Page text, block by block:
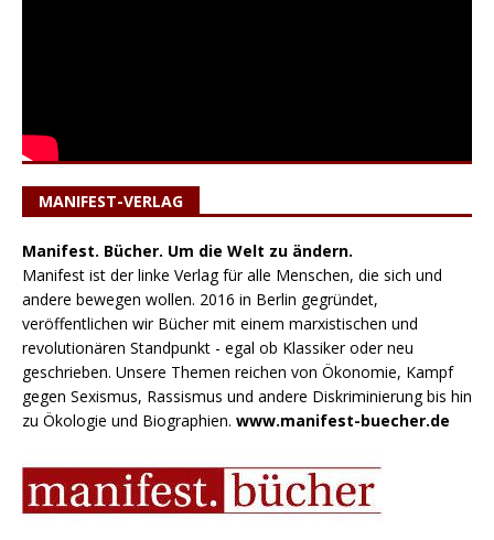
MANIFEST-VERLAG
Manifest. Bücher. Um die Welt zu ändern.
Manifest ist der linke Verlag für alle Menschen, die sich und
andere bewegen wollen. 2016 in Berlin gegründet,
veröffentlichen wir Bücher mit einem marxistischen und
revolutionären Standpunkt - egal ob Klassiker oder neu
geschrieben. Unsere Themen reichen von Ökonomie, Kampf
gegen Sexismus, Rassismus und andere Diskriminierung bis hin
zu Ökologie und Biographien. www.manifest-buecher.de